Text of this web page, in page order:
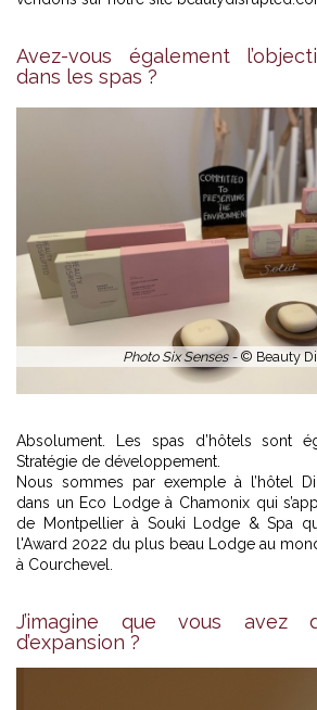
Avez-vous également
dans les spas ?Souki Lodge - © MR.
Absolument. Les spas d’hôtels sont
Stratégie de développement.
Nous sommes par exemple à l’hôtel
dans un Eco Lodge à Chamonix qui
de Montpellier à Souki Lodge & Spa
l'Award 2022 du plus beau Lodge au
à Courchevel.
J’imagine que vous avez
d’expansion ?